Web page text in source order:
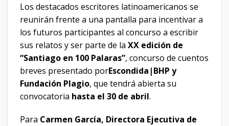
Los destacados escritores latinoamericanos se
reunirán frente a una pantalla para incentivar a
los futuros participantes al concurso a escribir
sus relatos y ser parte de la XX edición de
“Santiago en 100 Palaras”, concurso de cuentos
breves presentado porEscondida|BHP y
Fundación Plagio, que tendrá abierta su
convocatoria hasta el 30 de abril.
Para Carmen García, Directora Ejecutiva de